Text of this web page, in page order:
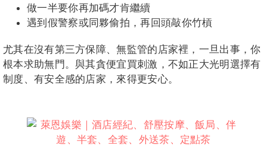
做一半要你再加碼才肯繼續
遇到假警察或同夥偷拍，再回頭敲你竹槓
尤其在沒有第三方保障、無監管的店家裡，一旦出事，你
根本求助無門。與其貪便宜買刺激，不如正大光明選擇有
制度、有安全感的店家，來得更安心。